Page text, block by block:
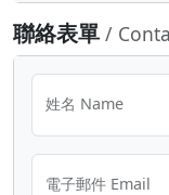
聯絡表單 /
姓名 Name
電子郵件 Email